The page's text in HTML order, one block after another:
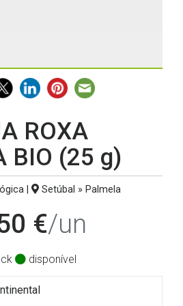
ROXA
BIO (25 g)
| Setúbal » Palmela
€/un
disponível